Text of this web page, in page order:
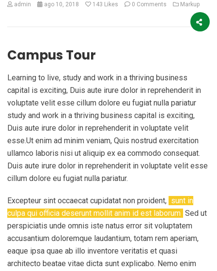
admin ago 10, 2018 143 Likes 0 Comments Markup
Campus Tour
Learning to live, study and work in a thriving business
capital is exciting, Duis aute irure dolor in reprehenderit in
voluptate velit esse cillum dolore eu fugiat nulla pariatur
study and work in a thriving business capital is exciting,
Duis aute irure dolor in reprehenderit in voluptate velit
esse.Ut enim ad minim veniam, Quis nostrud exercitation
ullamco laboris nisi ut aliquip ex ea commodo consequat.
Duis aute irure dolor in reprehenderit in voluptate velit esse
cillum dolore eu fugiat nulla pariatur.
Excepteur sint occaecat cupidatat non proident, sunt in
culpa qui officia deserunt mollit anim id est laborum Sed ut
perspiciatis unde omnis iste natus error sit voluptatem
accusantium doloremque laudantium, totam rem aperiam,
eaque ipsa quae ab illo inventore veritatis et quasi
architecto beatae vitae dicta sunt explicabo. Nemo enim